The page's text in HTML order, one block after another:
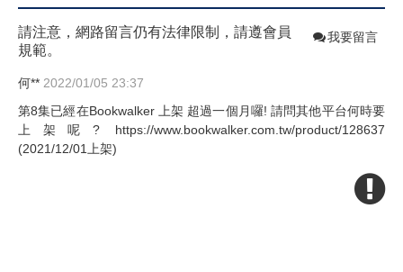
請注意，網路留言仍有法律限制，請遵會員
規範。
我要留言
何** 2022/01/05 23:37
第8集已經在Bookwalker 上架 超過一個月囉! 請問其他平台何時要
上架呢? https://www.bookwalker.com.tw/product/128637
(2021/12/01上架)